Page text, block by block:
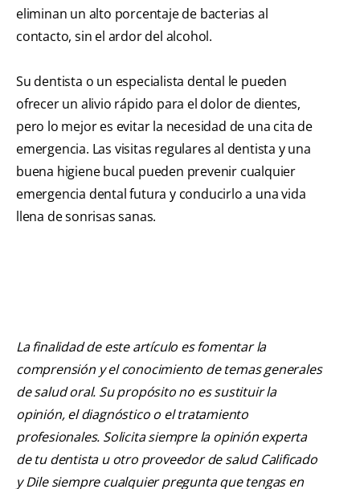
eliminan un alto porcentaje de bacterias al
contacto, sin el ardor del alcohol.
Su dentista o un especialista dental le pueden
ofrecer un alivio rápido para el dolor de dientes,
pero lo mejor es evitar la necesidad de una cita de
emergencia. Las visitas regulares al dentista y una
buena higiene bucal pueden prevenir cualquier
emergencia dental futura y conducirlo a una vida
llena de sonrisas sanas.
La finalidad de este artículo es fomentar la
comprensión y el conocimiento de temas generales
de salud oral. Su propósito no es sustituir la
opinión, el diagnóstico o el tratamiento
profesionales. Solicita siempre la opinión experta
de tu dentista u otro proveedor de salud Calificado
y Dile siempre cualquier pregunta que tengas en